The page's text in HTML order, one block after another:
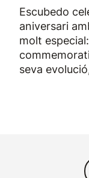
Escubedo
aniversari
molt
seva